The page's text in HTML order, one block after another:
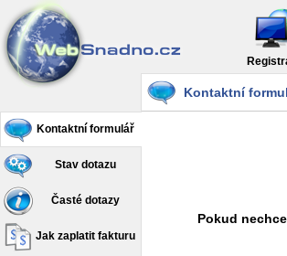
Kontaktní formulář
Stav dotazu
Časté dotazy
Jak zaplatit fakturu
Kontaktní
Pokud